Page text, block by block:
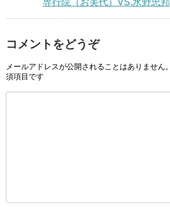
コメントをどうぞ
メールアドレスが公開されることはありません。
須項目です